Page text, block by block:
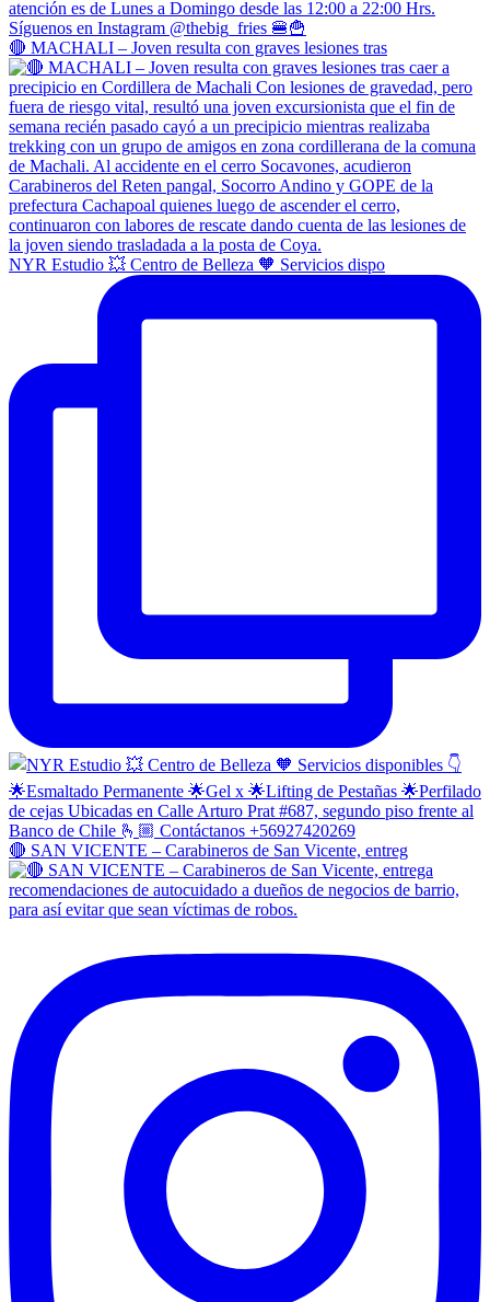
🔴 MACHALI – Joven resulta con graves lesiones tras
NYR Estudio 💥 Centro de Belleza 🧡 Servicios dispo
🔴 SAN VICENTE – Carabineros de San Vicente, entreg